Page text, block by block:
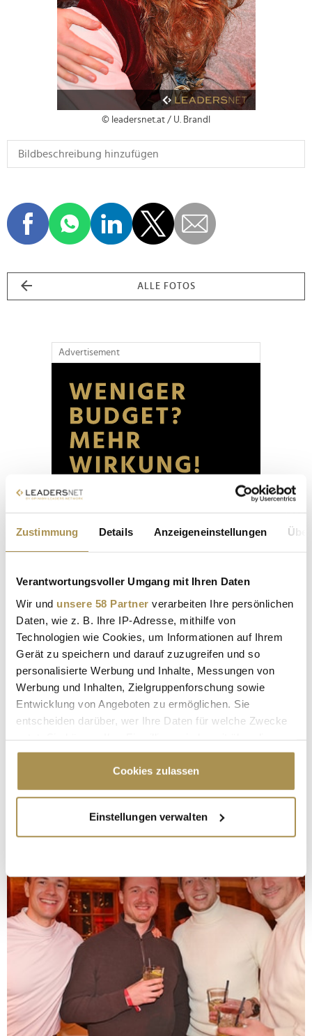
Zustimmung Details Anzeigeneinstellungen
Verantwortungsvoller Umgang mit Ihren Daten
Wir und unsere 58 Partner verarbeiten Ihre persönlichen
Daten, wie z. B. Ihre IP-Adresse, mithilfe von
Technologien wie Cookies, um Informationen auf Ihrem
Gerät zu speichern und darauf zuzugreifen und so
personalisierte Werbung und Inhalte, Messungen von
Werbung und Inhalten, Zielgruppenforschung sowie
Entwicklung von Angeboten zu ermöglichen. Sie
entscheiden darüber, wer Ihre Daten für welche Zwecke
Cookie-Erklärung oder durch Klicken auf das Privacy
Trigger Symbol ändern oder widerrufen
Informationen über Ihre geografische Lage
erfassen, welche bis auf einige Meter genau sein
bestimmten Merkmalen (Fingerprinting) identifizieren
Erfahren Sie mehr darüber, wie Ihre persönlichen Daten
verarbeitet werden, und legen Sie Ihre Präferenzen im
Abschnitt Einzelheiten
fest.
Wir verwenden Cookies, um Inhalte und Anzeigen zu
personalisieren, Funktionen für soziale Medien anbieten
zu können und die Zugriffe auf unsere Website zu
analysieren. Außerdem geben wir Informationen zu Ihrer
Cookies zulassen
Einstellungen verwalten
© leadersnet.at / U. Brandl
ALLE FOTOS
Advertisement